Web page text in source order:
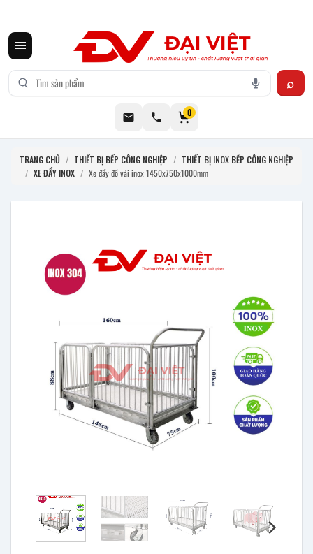
0
TRANG CHỦ / THIẾT BỊ BẾP CÔNG NGHIỆP / THIẾT BỊ INOX BẾP CÔNG NGHIỆP
/ XE ĐẨY INOX / Xe đẩy đồ vải inox 1450x750x1000mm